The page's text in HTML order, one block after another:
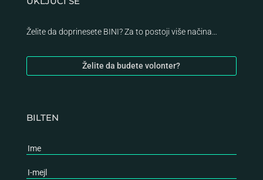
Želite da doprinesete BINI? Za to postoji više načina…
Želite da budete volonter?
BILTEN